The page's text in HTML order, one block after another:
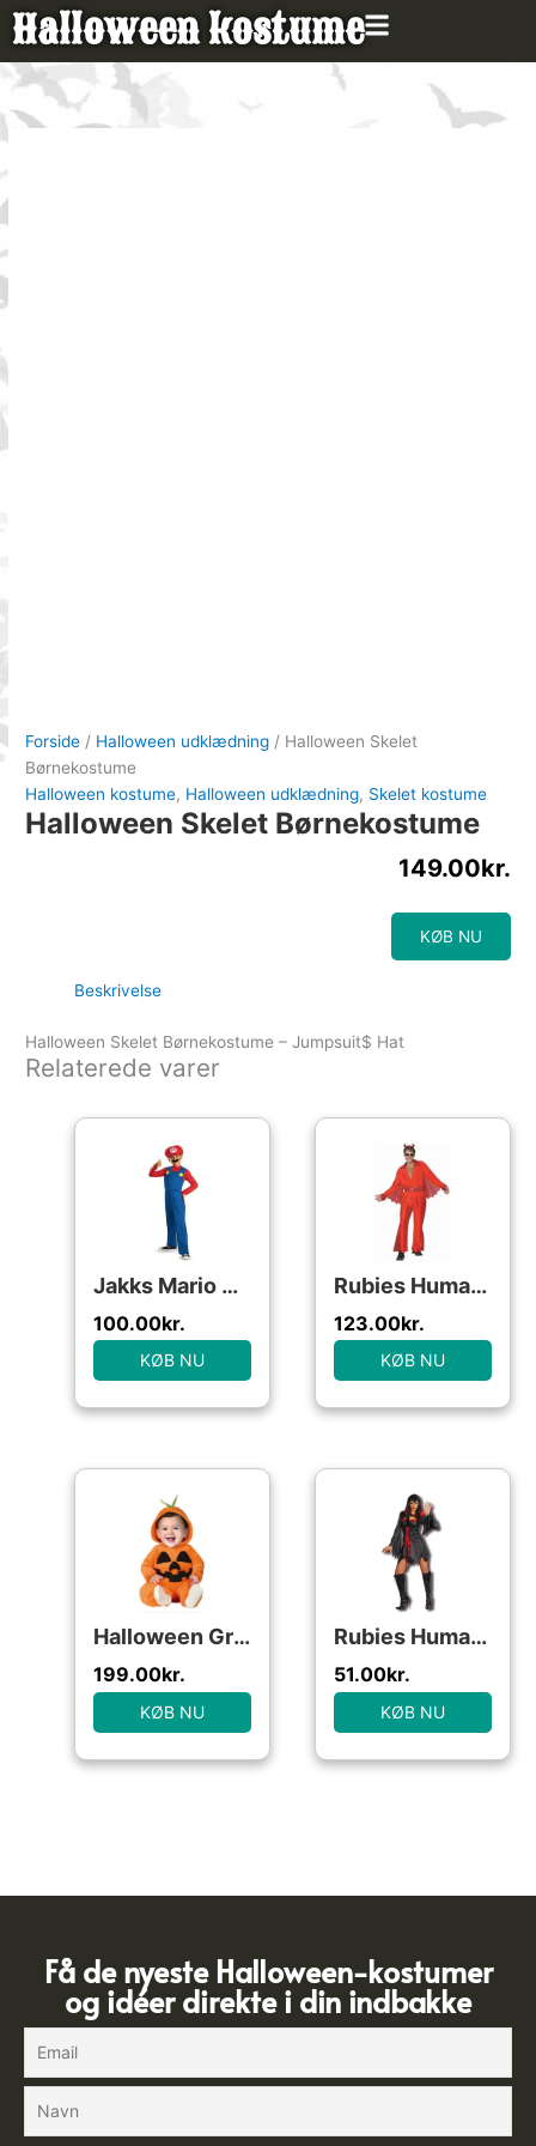
Gå
indholdet
Halloween kostume
Forside / Halloween udklædning / Halloween Skelet
Børnekostume
Halloween kostume, Halloween udklædning, Skelet kostume
Halloween Skelet Børnekostume
149.00kr.
KØB NU
Beskrivelse
Halloween Skelet Børnekostume – Jumpsuit$ Hat
Relaterede varer
Jakks Mario Classic size 7-8
Den oprindelige pris var: 204.00kr..
100.00kr.
Den aktuelle pris er: 100.00kr..
KØB NU
Rubies Humatt Perkins Hellvis
123.00kr.
KØB NU
Halloween Græskar Babykostume
199.00kr.
KØB NU
Rubies Humatt Perkins Coven Queen Costume – Medium
51.00kr.
KØB NU
Få de nyeste Halloween-kostumer
og idéer direkte i din indbakke